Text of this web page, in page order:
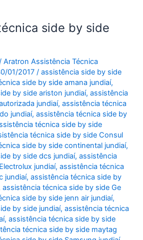
side by side
Aratron Assistência Técnica
01/2017/assistência side by side
side by side amana jundiaí,
by side ariston jundiaí,assistência
jundiaí,assistência técnica
jundiaí,assistência técnica side by
técnica side by side
técnica side by side Consul
side by side continental jundiaí,
by side dcs jundiaí,assistência
jundiaí,assistência técnica
jundiaí,assistência técnica side by
assistência técnica side by side Ge
side by side jenn air jundiaí,
by side jundiaí,assistência técnica
,assistência técnica side by side
técnica side by side maytag